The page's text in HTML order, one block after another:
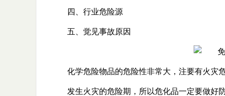
四、行业危险源
五、觉见事故原因
化学危险物品的危险性非常大，注要有火灾
发生火灾的危险期，所以危化品一定要做好